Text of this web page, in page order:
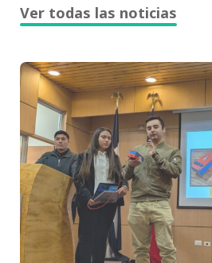
Ver todas las noticias